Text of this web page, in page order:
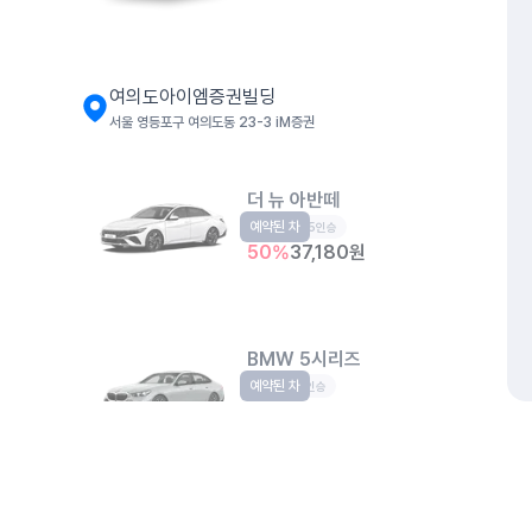
여의도아이엠증권빌딩
서울 영등포구 여의도동 23-3 iM증권
더 뉴 아반떼
준중형 5인승
50%37,180원
예약된 차
BMW 5시리즈
수입 5인승
예약된 차